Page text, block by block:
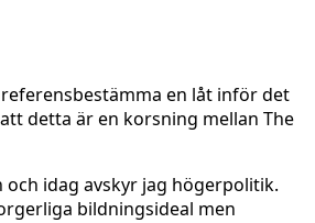
en låt inför det
detta är en korsning mellan The
idag avskyr jag högerpolitik.
bildningsideal men